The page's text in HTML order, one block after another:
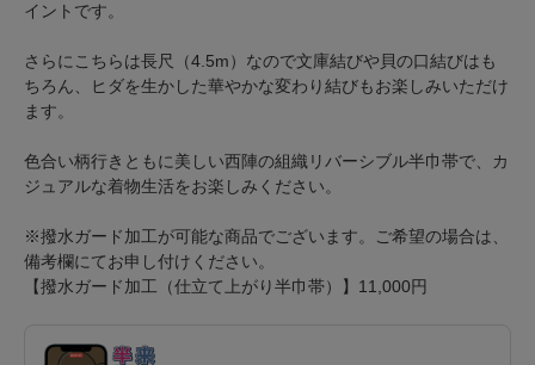
イントです。
さらにこちらは長尺（4.5m）なので文庫結びや貝の口結びはも
ちろん、ヒダを生かした華やかな変わり結びもお楽しみいただけ
ます。
色合い柄行きともに美しい西陣の組織リバーシブル半巾帯で、カ
ジュアルな着物生活をお楽しみください。
※撥水ガード加工が可能な商品でございます。ご希望の場合は、
備考欄にてお申し付けください。
【撥水ガード加工（仕立て上がり半巾帯）】11,000円